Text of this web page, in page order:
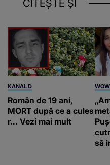
CITEȘTE ȘI
KANAL D
Român de 19 ani,
MORT după ce a cules
r... Vezi mai mult
să